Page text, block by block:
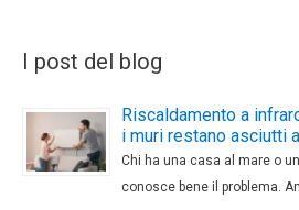
I post del blog
Riscaldamento a
i muri restano asciutti
Chi ha una casa al mare o
conosce bene il problema.